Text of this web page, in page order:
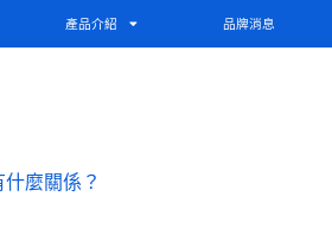
產品介紹 品牌消息
麼關係？